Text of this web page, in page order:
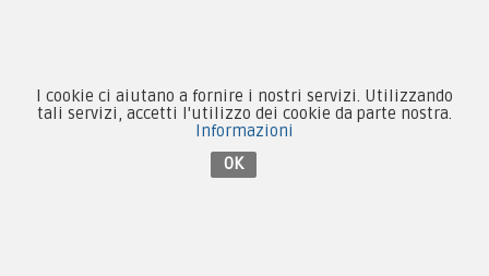
Contattaci su Facebook
I cookie ci aiutano a fornire i nostri servizi. Utilizzando
tali servizi, accetti l'utilizzo dei cookie da parte nostra.
Informazioni
OK